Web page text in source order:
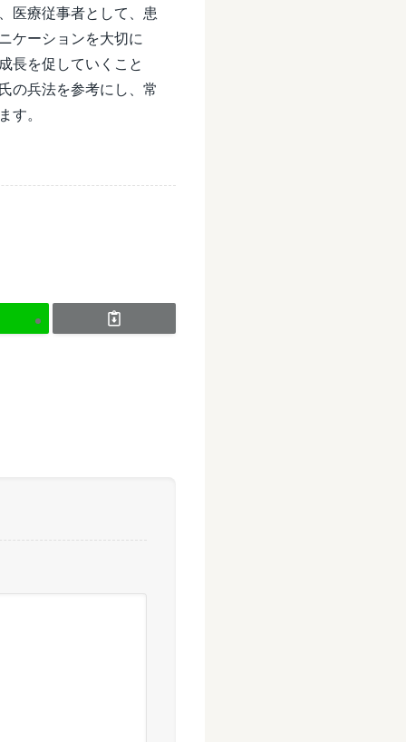
医療従事者として、患
ケーションを大切に
長を促していくこと
の兵法を参考にし、常
。